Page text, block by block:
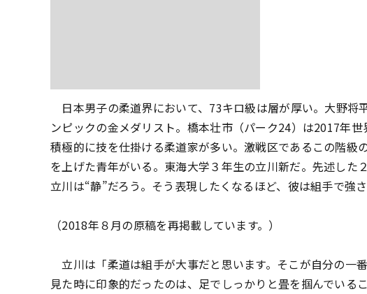
日本男子の柔道界において、73キロ級は層が厚い。大野将
ンピックの金メダリスト。橋本壮市（パーク24）は2017年
積極的に技を仕掛ける柔道家が多い。激戦区であるこの階級
を上げた青年がいる。東海大学３年生の立川新だ。先述した
立川は“静”だろう。そう表現したくなるほど、彼は組手で強さ
（2018年８月の原稿を再掲載しています。）
立川は「柔道は組手が大事だと思います。そこが自分の一
見た時に印象的だったのは、足でしっかりと畳を掴んでいる